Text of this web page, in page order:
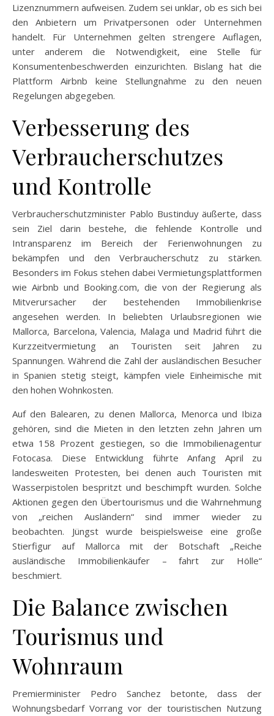
Lizenznummern aufweisen. Zudem sei unklar, ob es sich bei
den Anbietern um Privatpersonen oder Unternehmen
handelt. Für Unternehmen gelten strengere Auflagen,
unter anderem die Notwendigkeit, eine Stelle für
Konsumentenbeschwerden einzurichten. Bislang hat die
Plattform Airbnb keine Stellungnahme zu den neuen
Regelungen abgegeben.
Verbesserung des
Verbraucherschutzes
und Kontrolle
Verbraucherschutzminister Pablo Bustinduy äußerte, dass
sein Ziel darin bestehe, die fehlende Kontrolle und
Intransparenz im Bereich der Ferienwohnungen zu
bekämpfen und den Verbraucherschutz zu stärken.
Besonders im Fokus stehen dabei Vermietungsplattformen
wie Airbnb und Booking.com, die von der Regierung als
Mitverursacher der bestehenden Immobilienkrise
angesehen werden. In beliebten Urlaubsregionen wie
Mallorca, Barcelona, Valencia, Malaga und Madrid führt die
Kurzzeitvermietung an Touristen seit Jahren zu
Spannungen. Während die Zahl der ausländischen Besucher
in Spanien stetig steigt, kämpfen viele Einheimische mit
den hohen Wohnkosten.
Auf den Balearen, zu denen Mallorca, Menorca und Ibiza
gehören, sind die Mieten in den letzten zehn Jahren um
etwa 158 Prozent gestiegen, so die Immobilienagentur
Fotocasa. Diese Entwicklung führte Anfang April zu
landesweiten Protesten, bei denen auch Touristen mit
Wasserpistolen bespritzt und beschimpft wurden. Solche
Aktionen gegen den Übertourismus und die Wahrnehmung
von „reichen Ausländern“ sind immer wieder zu
beobachten. Jüngst wurde beispielsweise eine große
Stierfigur auf Mallorca mit der Botschaft „Reiche
ausländische Immobilienkäufer – fahrt zur Hölle“
beschmiert.
Die Balance zwischen
Tourismus und
Wohnraum
Premierminister Pedro Sanchez betonte, dass der
Wohnungsbedarf Vorrang vor der touristischen Nutzung